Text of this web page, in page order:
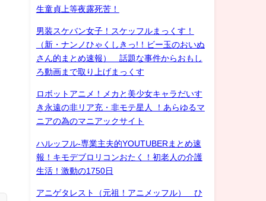
生童貞上等夜露死苦！
男装スケバン女子！スケッフルまっくす！
（新・ナンノひゃくしきっ!！ビー玉のおいぬ
さん的まとめ速報） 話題な事件からおもし
ろ動画まで取り上げまっくす
ロボットアニメ！メカと美少女キャラだいす
き永遠の非リア充・非モテ星人 ！あらゆるマ
ニアの為のマニアックサイト
ハルッフル-専業主夫的YOUTUBERまとめ速
報！キモデブロリコンおたく！初老人の介護
生活！激動の1750日
アニゲタレスト（元祖！アニメッフル） ひ